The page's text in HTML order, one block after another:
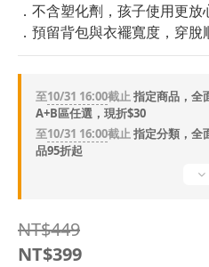
．不含塑化劑，孩子使用更放
．預留背包與衣襬寬度，穿脫
至10/31 16:00截止指定商品，全
A+B區任選，現折$30
至10/31 16:00截止指定分類，全
品95折起
NT$449
NT$399